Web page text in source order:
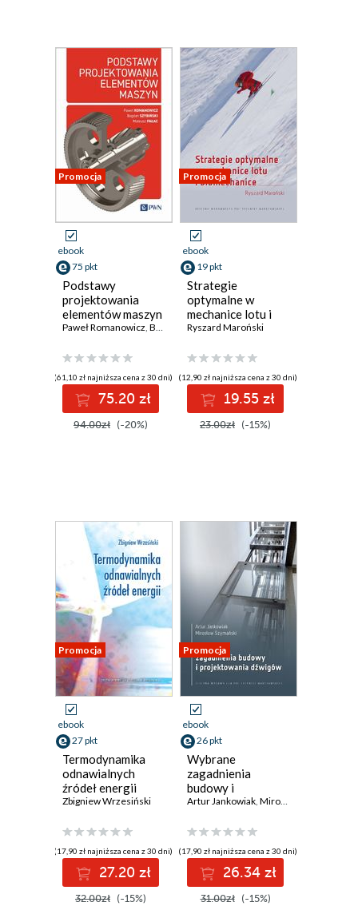
Promocja
ebook
75 pkt
Podstawy
projektowania
elementów maszyn
Paweł Romanowicz, Bogdan Szybiński ,Mateusz Pałac
(61,10 zł najniższa cena z 30 dni)
75.20 zł
94.00zł (-20%)
Promocja
ebook
19 pkt
Strategie
optymalne w
mechanice lotu i
biomechanice
Ryszard Maroński
(12,90 zł najniższa cena z 30 dni)
19.55 zł
23.00zł (-15%)
Promocja
ebook
27 pkt
Termodynamika
odnawialnych
źródeł energii
Zbigniew Wrzesiński
(17,90 zł najniższa cena z 30 dni)
27.20 zł
32.00zł (-15%)
Promocja
ebook
26 pkt
Wybrane
zagadnienia
budowy i
projektowania
Artur Jankowiak, Mirosław Szymański
(17,90 zł najniższa cena z 30 dni)
26.34 zł
31.00zł (-15%)